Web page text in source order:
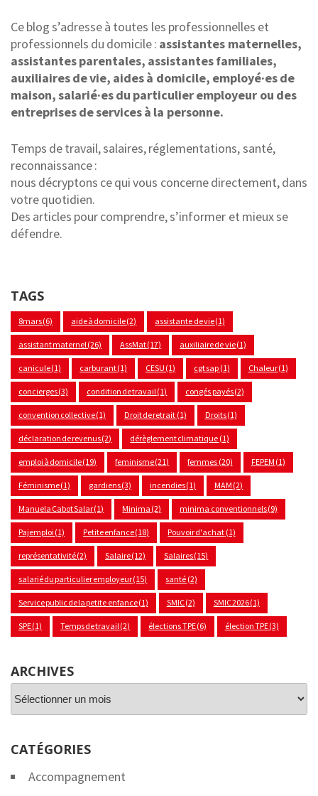
Ce blog s’adresse à toutes les professionnelles et
professionnels du domicile : assistantes maternelles,
assistantes parentales, assistantes familiales,
auxiliaires de vie, aides à domicile, employé·es de
maison, salarié·es du particulier employeur ou des
entreprises de services à la personne.
Temps de travail, salaires, réglementations, santé,
reconnaissance :
nous décryptons ce qui vous concerne directement, dans
votre quotidien.
Des articles pour comprendre, s’informer et mieux se
défendre.
TAGS
8mars(6) aide à domicile(2) assistante de vie(1)
assistant maternel (26) AssMat(17) auxiliaire de vie(1)
canicule(1) carburant(1) CESU (1) cgt sap (1) Chaleur(1)
concierges(3) condition de travail (1) congés payés(2)
convention collective(1) Droit de retrait (1) Droits(1)
déclaration de revenus(2) dérèglement climatique (1)
emploi à domicile(19) feminisme(21) femmes (20) FEPEM (1)
Féminisme(1) gardiens(3) incendies(1) MAM (2)
Manuela Cabot Salar(1) Minima (2) minima conventionnels(9)
Pajemploi (1) Petite enfance(18) Pouvoir d'achat (1)
représentativité(2) Salaire(12) Salaires(15)
salarié du particulier employeur(15) santé (2)
Service public de la petite enfance(1) SMIC(2) SMIC 2026(1)
SPE(1) Temps de travail (2) élections TPE(6) élection TPE(3)
ARCHIVES
CATÉGORIES
Accompagnement